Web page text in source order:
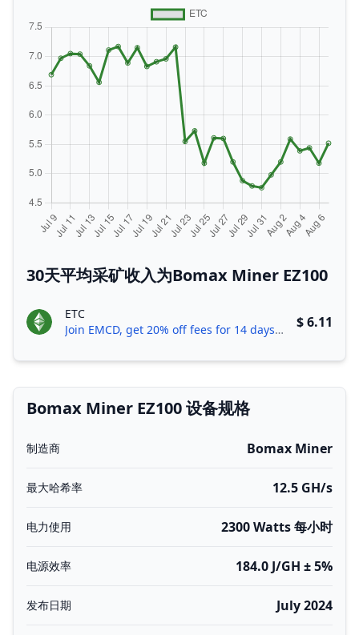
30天平均采矿收入为Bomax Miner EZ100
ETC
Join EMCD, get 20% off fees for 14 days!
$ 6.11
Bomax Miner EZ100 设备规格
制造商 Bomax Miner
最大哈希率 12.5 GH/s
电力使用 2300 Watts 每小时
电源效率 184.0 J/GH ± 5%
发布日期 July 2024